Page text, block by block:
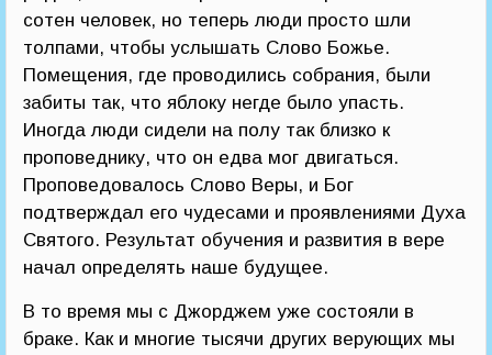
сотен человек, но теперь люди просто шли
толпами, чтобы услышать Слово Божье.
Помещения, где проводились собрания, были
забиты так, что яблоку негде было упасть.
Иногда люди сидели на полу так близко к
проповеднику, что он едва мог двигаться.
Проповедовалось Слово Веры, и Бог
подтверждал его чудесами и проявлениями Духа
Святого. Результат обучения и развития в вере
начал определять наше будущее.
В то время мы с Джорджем уже состояли в
браке. Как и многие тысячи других верующих мы